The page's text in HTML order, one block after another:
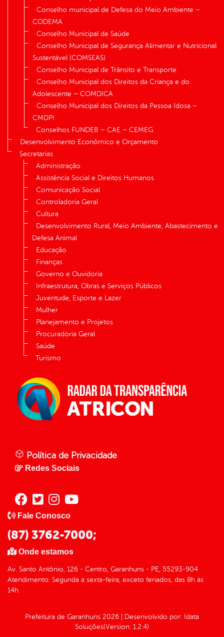
Conselho municipal de Defesa do Meio Ambiente –
CODEMA
Conselho Municipal de Saúde
Conselho Municipal de Segurança Alimentar e Nutricional
Sustentável (COMSEAS)
Conselho Municipal de Trânsito e Transporte
Conselho Municipal dos Direitos da Criança e do
Adolescente – COMDICA
Conselho Municipal dos Direitos da Pessoa Idosa –
CMDPI
Conselhos FUNDEB – CAE – CEMEG
Desenvolvimento Econômico e Orçamento
Secretarias
Administração
Assistência Social e Direitos Humanos
Comunicação Social
Controladoria Geral
Cultura
Desenvolvimento Rural, Meio Ambiente, Abastecimento e
Defesa Animal
Educação
Finanças
Governo e Ouvidoria
Infraestrutura, Obras e Serviços Públicos
Juventude, Esporte e Lazer
Mulher
Planejamento e Projetos
Procuradoria Geral
Saúde
Turismo
Política de Privacidade
Redes Sociais
Fale Conosco
(87) 3762-7000;
Onde estamos
Av. Santo Antônio, 126 - Centro, Garanhuns - PE, 55293-904
Atendimento: Segunda a sexta-feira, exceto feriados, das 8h às
14h.
Prefeitura de Garanhuns 2026 Desenvolvido por: Idata
Soluções(Version: 1.2.4)